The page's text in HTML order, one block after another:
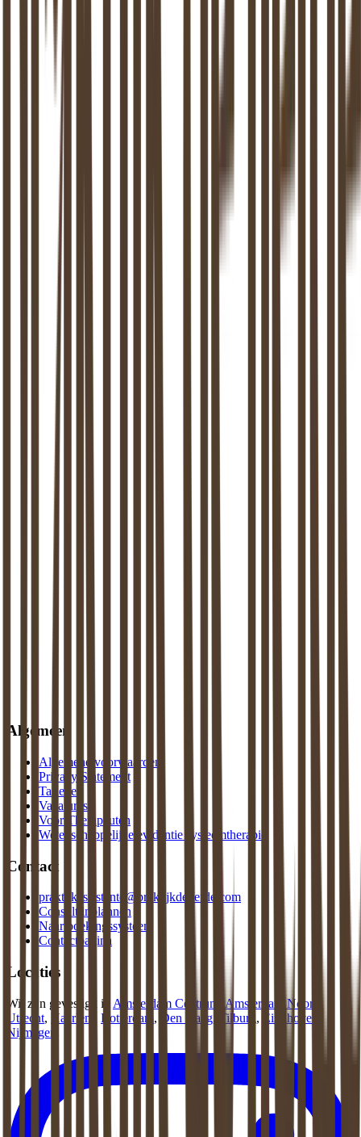
Algemeen
Algemene voorwaarden
Privacy Statement
Tarieven
Vacatures
Voor Therapeuten
Wetenschappelijke evidentie systeemtherapie
Contact
praktijkassistente@praktijkdeliefde.com
Consult inplannen
Naar boekingssysteem
Contactpagina
Locaties
Wij zijn gevestigd in Amsterdam Centrum Amsterdam Noord
Utrecht, Haarlem Rotterdam , Den Haag Tilburg , Eindhoven
Nijmegen